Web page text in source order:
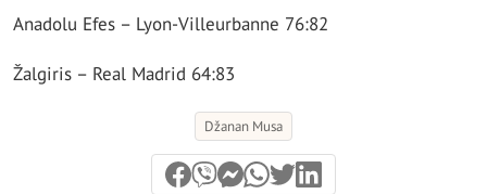
Anadolu Efes – Lyon-Villeurbanne 76:82
Žalgiris – Real Madrid 64:83
Džanan Musa